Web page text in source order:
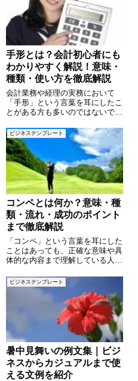
が引けつつも、用件を前に進める
ためには再度連絡を入れる必要が
出
手形とは？会計初心者にも
わかりやすく解説！意味・
種類・使い方を徹底解説
会計業務や経理の実務において
「手形」という言葉を耳にしたこ
とがある方も多いのではないでし
や資金調達の場面で頻繁に使われ
る重要な金融手段です。 しか
し、手形の具体的な意味や使い
方、種類については意外と知られ
ていな
ビジネステンプレート
コンペとは何か？意味・種
類・流れ・成功のポイント
まで徹底解説
「コンペ」という言葉を耳にした
ことはあっても、正確な意味や具
体的な内容まで理解している人は
ジネス、建築、デザイン、ゴルフ
など、さまざまな分野で使われる
この言葉は、「競争」や「提案の
比較」という意味を持ちます。本
ビジネステンプレート
暑中見舞いの例文集｜ビジ
ネスからカジュアルまで使
える文例を紹介